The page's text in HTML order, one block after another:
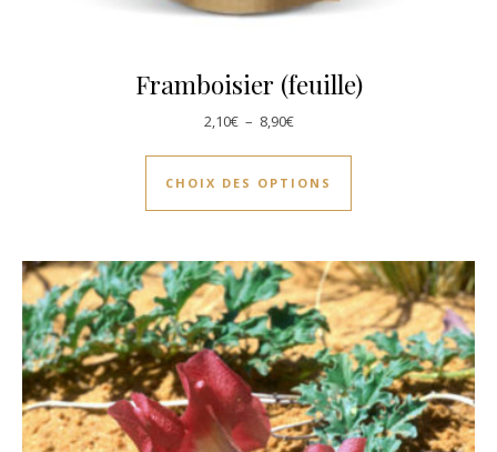
Framboisier (feuille)
2,10€ – 8,90€Plage de prix : 2,10€ à 8,90€
CHOIX DES OPTIONS
Ce produit a